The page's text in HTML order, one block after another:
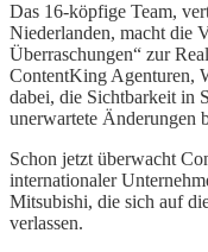
Das 16-köpfige Team,
Niederlanden, macht die
Überraschungen“ zur
ContentKing Agenturen,
dabei, die Sichtbarkeit in
unerwartete Änderungen
Schon jetzt überwacht
internationaler
Mitsubishi, die sich auf
verlassen.